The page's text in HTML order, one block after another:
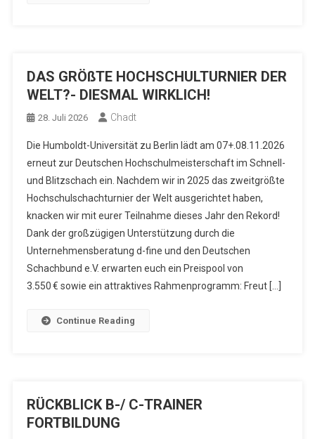
DAS GRÖßTE HOCHSCHULTURNIER DER
WELT?- DIESMAL WIRKLICH!
28. Juli 2026 Chadt
Die Humboldt-Universität zu Berlin lädt am 07+.08.11.2026
erneut zur Deutschen Hochschulmeisterschaft im Schnell-
und Blitzschach ein. Nachdem wir in 2025 das zweitgrößte
Hochschulschachturnier der Welt ausgerichtet haben,
knacken wir mit eurer Teilnahme dieses Jahr den Rekord!
Dank der großzügigen Unterstützung durch die
Unternehmensberatung d-fine und den Deutschen
Schachbund e.V. erwarten euch ein Preispool von
3.550 € sowie ein attraktives Rahmenprogramm: Freut […]
Continue Reading
RÜCKBLICK B-/ C-TRAINER
FORTBILDUNG